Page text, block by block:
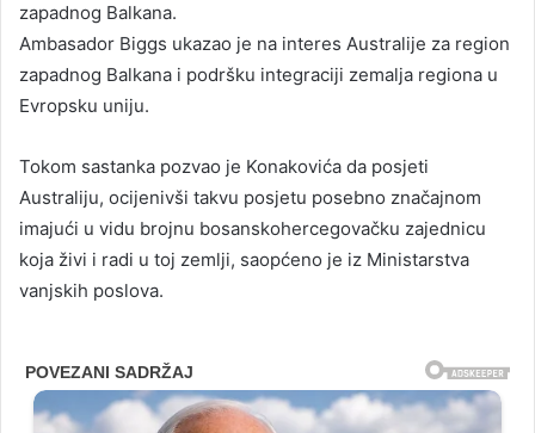
zapadnog Balkana.
Ambasador Biggs ukazao je na interes Australije za region
zapadnog Balkana i podršku integraciji zemalja regiona u
Evropsku uniju.
Tokom sastanka pozvao je Konakovića da posjeti
Australiju, ocijenivši takvu posjetu posebno značajnom
imajući u vidu brojnu bosanskohercegovačku zajednicu
koja živi i radi u toj zemlji, saopćeno je iz Ministarstva
vanjskih poslova.